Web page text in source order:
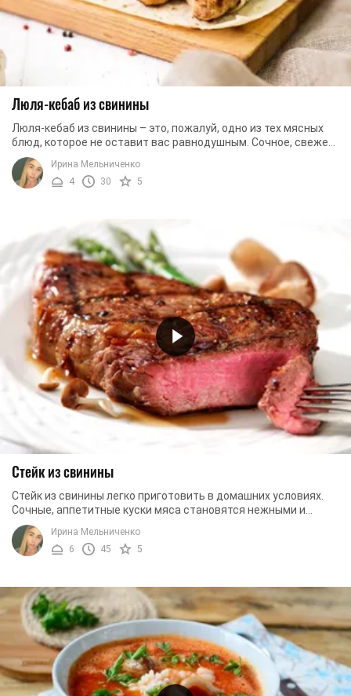
Люля-кебаб из свинины
Люля-кебаб из свинины – это, пожалуй, одно из тех мясных
блюд, которое не оставит вас равнодушным. Сочное, свежее
мясо – основа данного блюда. ...
Ирина Мельниченко
4
30 5
Стейк из свинины
Стейк из свинины легко приготовить в домашних условиях.
Сочные, аппетитные куски мяса становятся нежными и
просто тают во рту. Специально ...
Ирина Мельниченко
6
45 5